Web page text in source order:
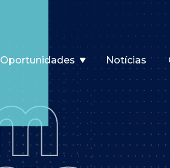
Oportunidades Notícias